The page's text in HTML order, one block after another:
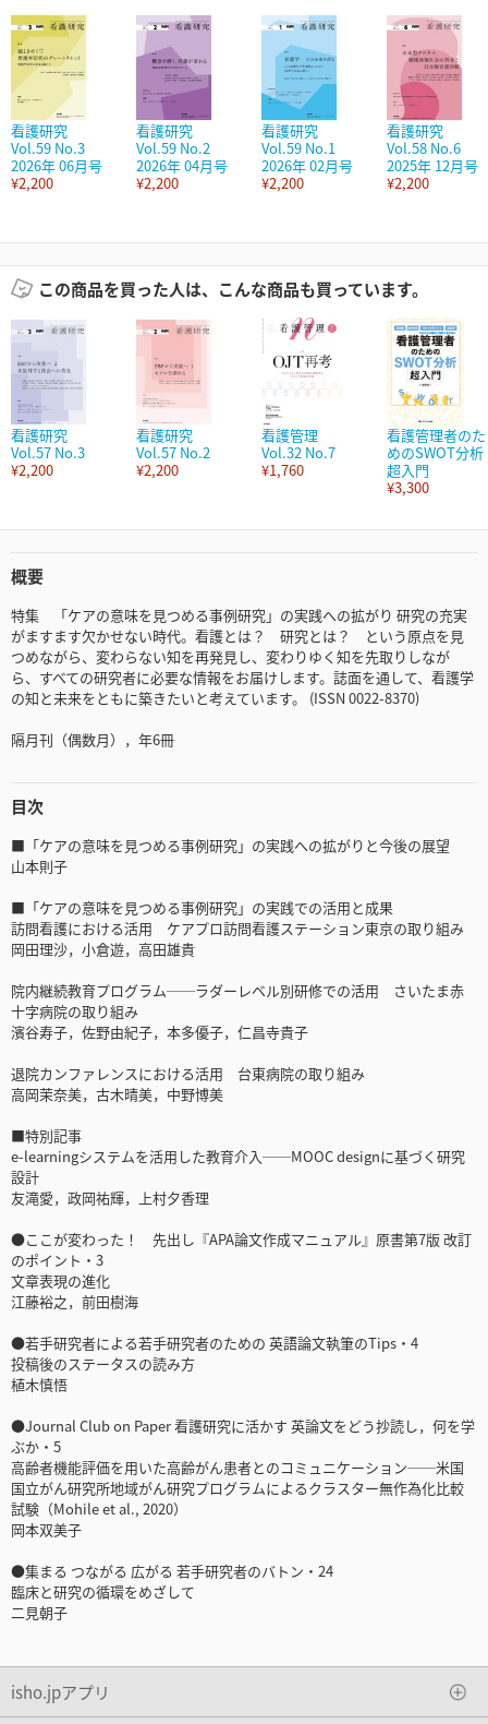
看護研究
Vol.59 No.3
2026年 06月号
¥2,200
看護研究
Vol.59 No.2
2026年 04月号
¥2,200
看護研究
Vol.59 No.1
2026年 02月号
¥2,200
看護研究
Vol.58 No.6
2025年 12月号
¥2,200
この商品を買った人は、こんな商品も買っています。
看護研究
Vol.57 No.3
¥2,200
看護研究
Vol.57 No.2
¥2,200
看護管理
Vol.32 No.7
¥1,760
看護管理者のた
めのSWOT分析
超入門
¥3,300
概要
特集 「ケアの意味を見つめる事例研究」の実践への拡がり 研究の充実
がますます欠かせない時代。看護とは？ 研究とは？ という原点を見
つめながら、変わらない知を再発見し、変わりゆく知を先取りしなが
ら、すべての研究者に必要な情報をお届けします。誌面を通して、看護学
の知と未来をともに築きたいと考えています。 (ISSN 0022-8370)
隔月刊（偶数月），年6冊
目次
■「ケアの意味を見つめる事例研究」の実践への拡がりと今後の展望
山本則子
■「ケアの意味を見つめる事例研究」の実践での活用と成果
訪問看護における活用 ケアプロ訪問看護ステーション東京の取り組み
岡田理沙，小倉遊，高田雄貴
院内継続教育プログラム──ラダーレベル別研修での活用 さいたま赤
十字病院の取り組み
濱谷寿子，佐野由紀子，本多優子，仁昌寺貴子
退院カンファレンスにおける活用 台東病院の取り組み
高岡茉奈美，古木晴美，中野博美
■特別記事
e-learningシステムを活用した教育介入──MOOC designに基づく研究
設計
友滝愛，政岡祐輝，上村夕香理
●ここが変わった！ 先出し『APA論文作成マニュアル』原書第7版 改訂
のポイント・3
文章表現の進化
江藤裕之，前田樹海
●若手研究者による若手研究者のための 英語論文執筆のTips・4
投稿後のステータスの読み方
植木慎悟
●Journal Club on Paper 看護研究に活かす 英論文をどう抄読し，何を学
ぶか・5
高齢者機能評価を用いた高齢がん患者とのコミュニケーション──米国
国立がん研究所地域がん研究プログラムによるクラスター無作為化比較
試験（Mohile et al., 2020）
岡本双美子
●集まる つながる 広がる 若手研究者のバトン・24
臨床と研究の循環をめざして
二見朝子
isho.jpアプリ